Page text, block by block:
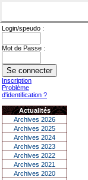
Login/speudo :
Mot de Passe :
Inscription
Problème
d'identification ?
Actualités
Archives 2026
Archives 2025
Archives 2024
Archives 2023
Archives 2022
Archives 2021
Archives 2020